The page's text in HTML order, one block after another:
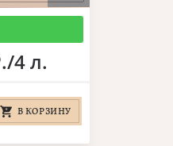
4 л.
В КОРЗИНУ